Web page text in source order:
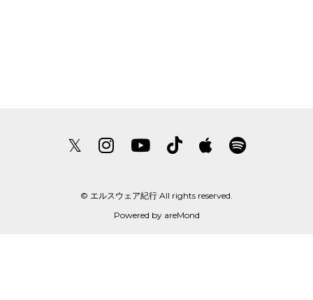
𝕏
© エルスウェア紀行 All rights reserved.
Powered by areMond